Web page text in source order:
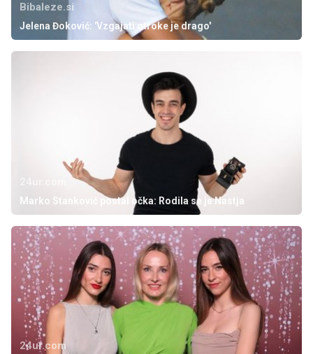
Bibaleze.si
Jelena Đoković: 'Vzgajati otroke je drago'
Marko Stanković postal očka: Rodila se je Nastja
24ur.com